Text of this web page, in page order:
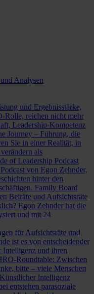
Analysen
und Ergebnisstärke,
Rolle, reichen nicht mehr
Leadership-Kompetenz
Journey – Führung, die
Sie in einer Realität, in
als
of Leadership Podcast
von Egon Zehnder,
hinter den
Family Board
Beiräte und Aufsichtsräte
Egon Zehnder hat die
und mit 24
für Aufsichtsräte und
ist es von entscheidender
Intelligenz und ihren
Roundtable: Zwischen
bitte – viele Menschen
Intelligenz
entstehen parasoziale